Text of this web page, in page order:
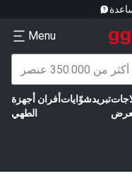
Menu
أجهزة
الطهي
أفران شوّاياتتبريد